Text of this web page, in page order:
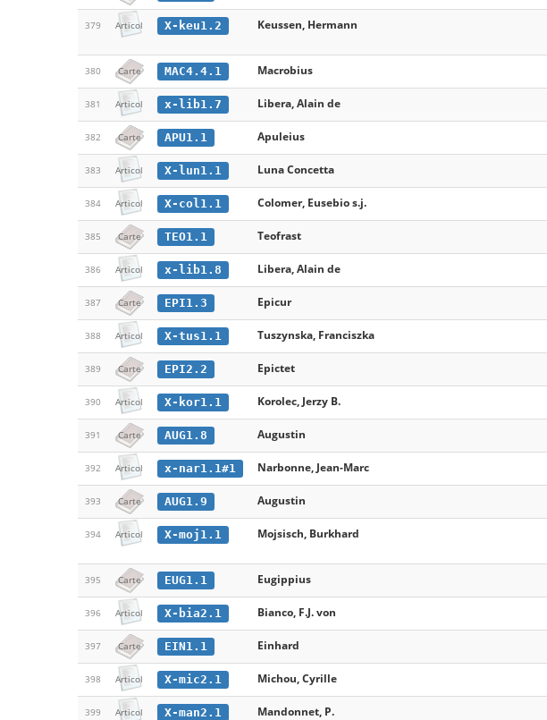
379 Articol X-keu1.2 Keussen, Hermann
380 Carte MAC4.4.1 Macrobius
381 Articol x-lib1.7 Libera, Alain de
382 Carte APU1.1 Apuleius
383 Articol X-lun1.1 Luna Concetta
384 Articol X-col1.1 Colomer, Eusebio s.j.
385 Carte TEO1.1 Teofrast
386 Articol x-lib1.8 Libera, Alain de
387 Carte EPI1.3 Epicur
388 Articol X-tus1.1 Tuszynska, Franciszka
389 Carte EPI2.2 Epictet
390 Articol X-kor1.1 Korolec, Jerzy B.
391 Carte AUG1.8 Augustin
392 Articol x-nar1.1#1 Narbonne, Jean-Marc
393 Carte AUG1.9 Augustin
394 Articol X-moj1.1 Mojsisch, Burkhard
395 Carte EUG1.1 Eugippius
396 Articol X-bia2.1 Bianco, F.J. von
397 Carte EIN1.1 Einhard
398 Articol X-mic2.1 Michou, Cyrille
399 Articol X-man2.1 Mandonnet, P.